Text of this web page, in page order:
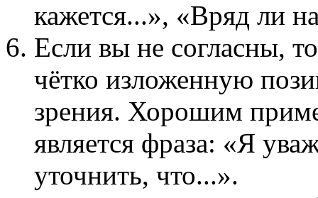
кажется...», «Вряд ли
Если вы не согласны,
чётко изложенную
зрения. Хорошим
является фраза: «Я
уточнить, что...».